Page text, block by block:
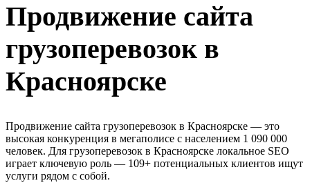
Продвижение сайта
грузоперевозок в
Красноярске
Продвижение сайта грузоперевозок в Красноярске — это
высокая конкуренция в мегаполисе с населением 1 090 000
человек. Для грузоперевозок в Красноярске локальное SEO
играет ключевую роль — 109+ потенциальных клиентов ищут
услуги рядом с собой.